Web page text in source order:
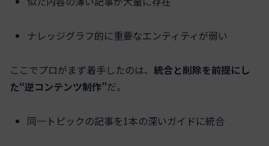
ナレッジグラフ的に重要なエンティティが弱い
ここでプロがまず着手したのは、 統合と削除を前提にし
た“逆コンテンツ制作”だ。
同一トピックの記事を1本の深いガイドに統合